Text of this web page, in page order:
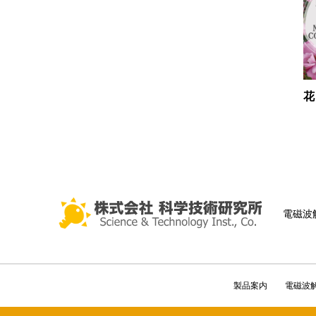
電磁波
製品案内 電磁波